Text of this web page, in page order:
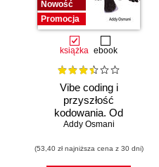
Nowość
Promocja
książka ebook
Vibe coding i
przyszłość
kodowania. Od
programisty do
Addy Osmani
(53,40 zł najniższa cena z 30 dni)